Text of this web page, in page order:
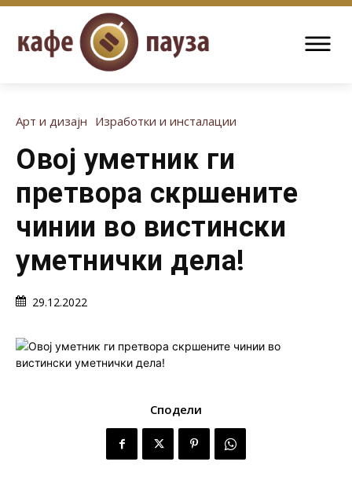
Арт и дизајн Изработки и инсталации
Овој уметник ги
претвора скршените
чинии во вистински
уметнички дела!
29.12.2022
Сподели